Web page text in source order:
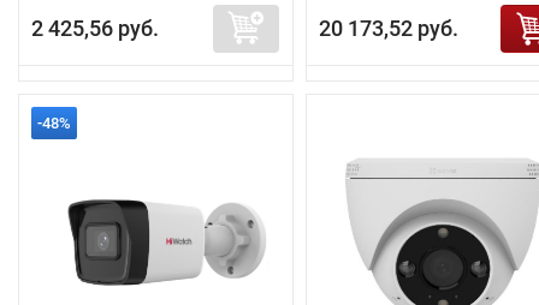
2 425,56 руб. 20 173,52 руб.
-48%